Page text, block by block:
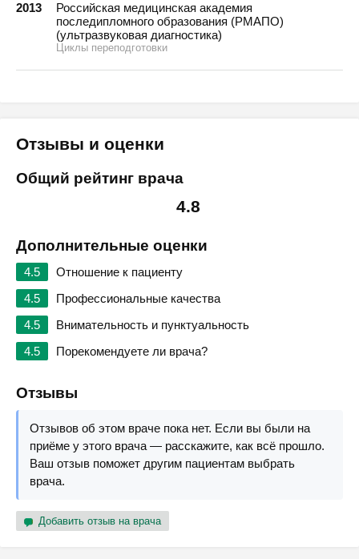
2013
Российская медицинская академия
последипломного образования (РМАПО)
(ультразвуковая диагностика)
Циклы переподготовки
Отзывы и оценки
Общий рейтинг врача
4.8
Дополнительные оценки
4.5
Отношение к пациенту
4.5
Профессиональные качества
4.5
Внимательность и пунктуальность
4.5
Порекомендуете ли врача?
Отзывы
Отзывов об этом враче пока нет. Если вы были на
приёме у этого врача — расскажите, как всё прошло.
Ваш отзыв поможет другим пациентам выбрать
врача.
Добавить отзыв на врача